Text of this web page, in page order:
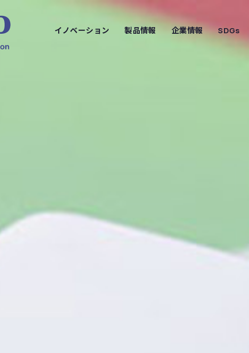
イノベーション 製品情報 企業情報 SDGs